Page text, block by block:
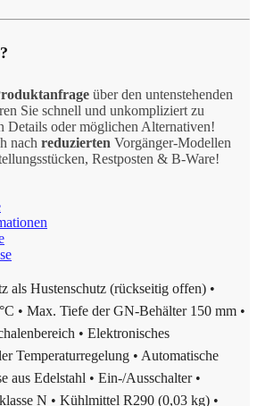
über den untenstehenden
Sie schnell und unkompliziert zu
Details oder möglichen Alternativen!
nach reduzierten Vorgänger-Modellen
Restposten & B-Ware!
als Hustenschutz (rückseitig offen) •
• Max. Tiefe der GN-Behälter 150 mm •
• Elektronisches
Temperaturregelung • Automatische
aus Edelstahl • Ein-/Ausschalter •
N • Kühlmittel R290 (0,03 kg) •